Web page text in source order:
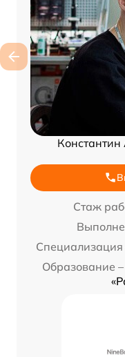
Стаж
Специализация
Образование –